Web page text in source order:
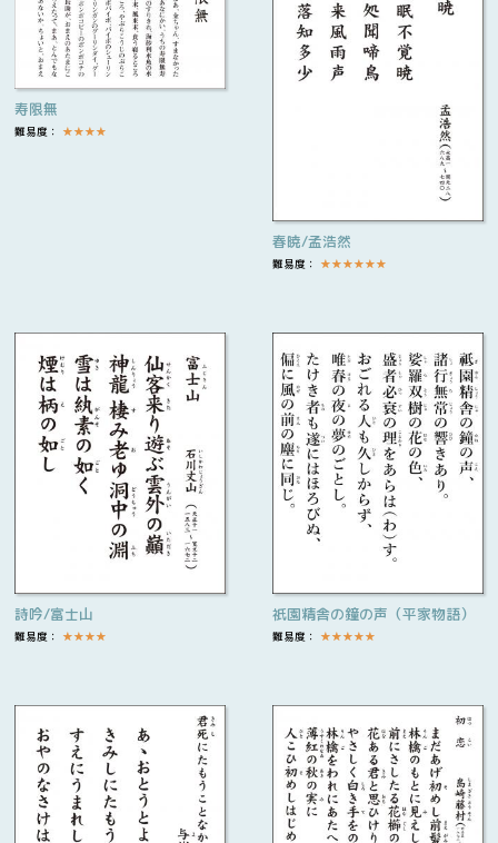
寿限無
難易度： ★★★★
春暁/孟浩然
難易度： ★★★★★★
詩吟/富士山
難易度： ★★★★
祇園精舎の鐘の声（平家物語）
難易度： ★★★★★